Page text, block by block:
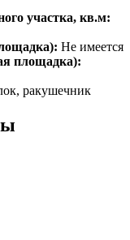
участка, кв.м:
Не имеется
площадка):
ракушечник